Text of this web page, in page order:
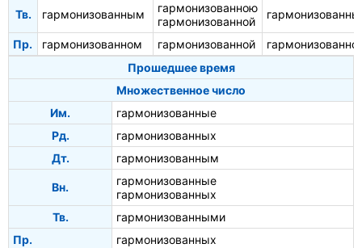
Тв. гармонизованным
гармонизованною
гармонизованной
Пр. гармонизованном гармонизованной
Прошедшее время
Множественное число
Им.
гармонизованные
Рд.
гармонизованных
Дт.
гармонизованным
Вн.
гармонизованные
гармонизованных
Тв.
гармонизованными
Пр.
гармонизованных